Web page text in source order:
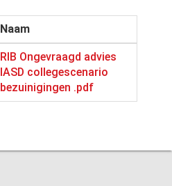
Naam
RIB Ongevraagd advies
IASD collegescenario
bezuinigingen .pdf